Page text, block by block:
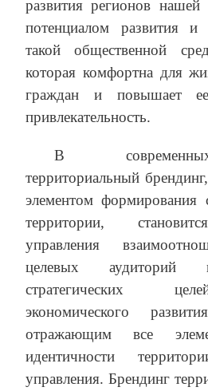
развития регионов
потенциалом развития и
такой общественной
которая комфортна для
граждан и повышает ее
привлекательность.
В
территориальный
элементом формирования
территории,
управления
целевых аудиторий
стратегических
экономического
отражающим все
идентичности
управления. Брендинг